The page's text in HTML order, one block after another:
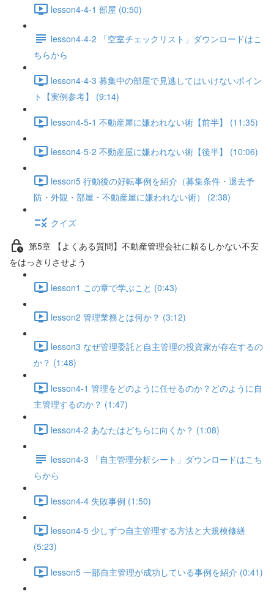
lesson4-4-1 部屋 (0:50)
lesson4-4-2 「空室チェックリスト」ダウンロードはこ
ちらから
lesson4-4-3 募集中の部屋で見逃してはいけないポイン
ト【実例参考】 (9:14)
lesson4-5-1 不動産屋に嫌われない術【前半】 (11:35)
lesson4-5-2 不動産屋に嫌われない術【後半】 (10:06)
lesson5 行動後の好転事例を紹介（募集条件・退去予
防・外観・部屋・不動産屋に嫌われない術） (2:38)
クイズ
第5章 【よくある質問】不動産管理会社に頼るしかない不安
をはっきりさせよう
lesson1 この章で学ぶこと (0:43)
lesson2 管理業務とは何か？ (3:12)
lesson3 なぜ管理委託と自主管理の投資家が存在するの
か？ (1:48)
lesson4-1 管理をどのように任せるのか？どのように自
主管理するのか？ (1:47)
lesson4-2 あなたはどちらに向くか？ (1:08)
lesson4-3 「自主管理分析シート」ダウンロードはこち
らから
lesson4-4 失敗事例 (1:50)
lesson4-5 少しずつ自主管理する方法と大規模修繕
(5:23)
lesson5 一部自主管理が成功している事例を紹介 (0:41)